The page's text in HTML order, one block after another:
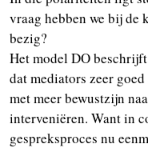
vraag hebben we bij de
bezig?
Het model DO
dat mediators zeer
met meer bewustzijn
interveniëren. Want in
gespreksproces nu